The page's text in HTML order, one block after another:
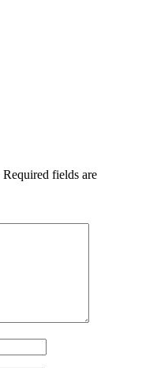
Required fields are